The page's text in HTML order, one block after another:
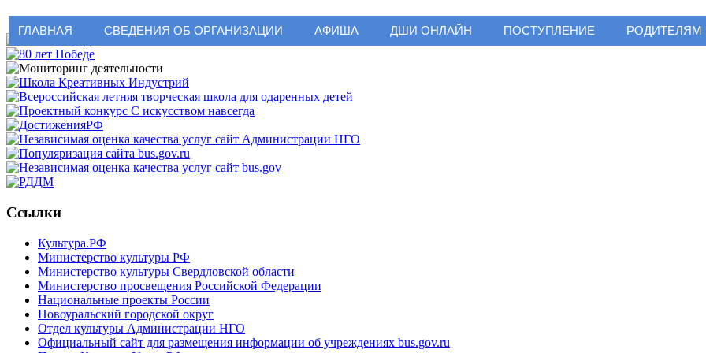
ГЛАВНАЯ СВЕДЕНИЯ ОБ ОРГАНИЗАЦИИ АФИША ДШИ ОНЛАЙН ПОСТУПЛЕНИЕ
Ссылки
Культура.РФ
Министерство культуры РФ
Министерство культуры Свердловской области
Министерство просвещения Российской Федерации
Национальные проекты России
Новоуральский городской округ
Отдел культуры Администрации НГО
Официальный сайт для размещения информации об учреждениях bus.gov.ru